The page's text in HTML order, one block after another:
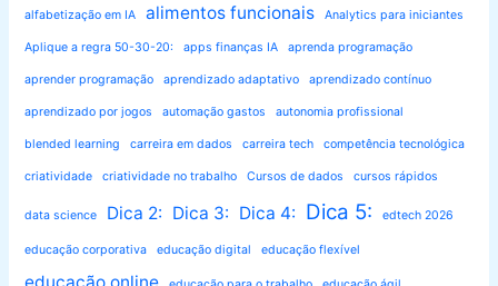
alfabetização em IA alimentos funcionais Analytics para iniciantes
Aplique a regra 50-30-20: apps finanças IA aprenda programação
aprender programação aprendizado adaptativo aprendizado contínuo
aprendizado por jogos automação gastos autonomia profissional
blended learning carreira em dados carreira tech competência tecnológica
criatividade criatividade no trabalho Cursos de dados cursos rápidos
data science Dica 2: Dica 3: Dica 4: Dica 5: edtech 2026
educação corporativa educação digital educação flexível